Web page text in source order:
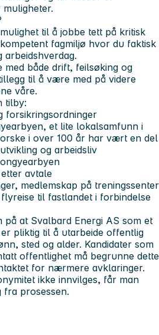
til å jobbe tett på kritisk
fagmiljø hvor du faktisk
både drift, feilsøking og
til å være med på videre
våre.
tilby:
forsikringsordninger
et lite lokalsamfunn i
i over 100 år har vært en del
og arbeidsliv
avtale
medlemskap på treningssenter
til fastlandet i forbindelse
på at Svalbard Energi AS som et
pliktig til å utarbeide offentlig
sted og alder. Kandidater som
offentlighet må begrunne dette
for nærmere avklaringer.
ikke innvilges, får man
fra prosessen.